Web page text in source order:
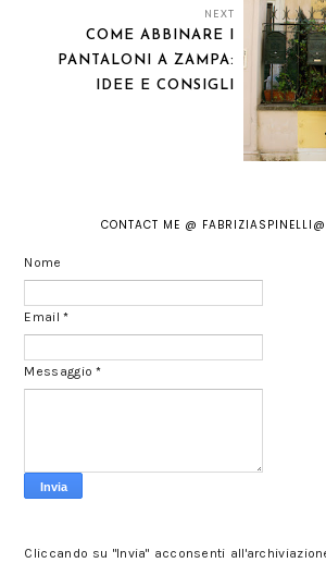
NEXT
COME ABBINARE I
PANTALONI A ZAMPA:
IDEE E CONSIGLI
CONTACT ME @
Nome
Email*
Messaggio*
Cliccando su "Invia" acconsenti